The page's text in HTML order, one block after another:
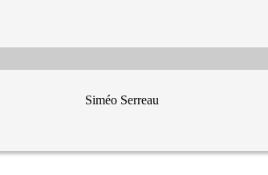
Siméo Serreau